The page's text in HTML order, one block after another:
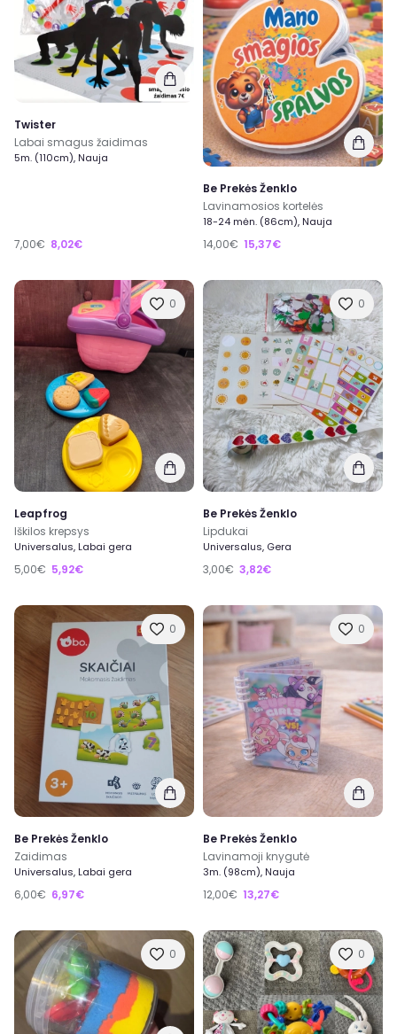
Twister
Labai smagus žaidimas
5m. (110cm), Nauja
7,00€ 8,02€
Be Prekės Ženklo
Lavinamosios kortelės
18-24 mėn. (86cm), Nauja
14,00€ 15,37€
0
Leapfrog
Iškilos krepsys
Universalus, Labai gera
5,00€ 5,92€
0
Be Prekės Ženklo
Lipdukai
Universalus, Gera
3,00€ 3,82€
0
Be Prekės Ženklo
Zaidimas
Universalus, Labai gera
6,00€ 6,97€
0
Be Prekės Ženklo
Lavinamoji knygutė
3m. (98cm), Nauja
12,00€ 13,27€
0 0